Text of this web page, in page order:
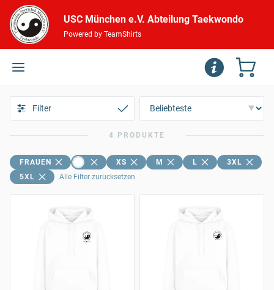
USC München e.V. Abteilung Taekwondo
Powered by TeamShirts
Filter
4 PRODUKTE
FRAUEN XS M L
3XL
5XL
Alle Filter zurücksetzen